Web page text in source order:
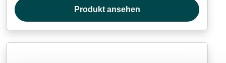
Produkt ansehen